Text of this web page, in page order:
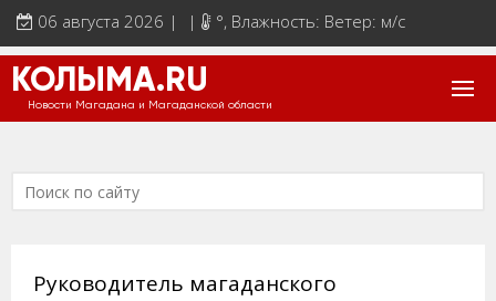
06 августа 2026 | | °, Влажность: Ветер: м/с
КОЛЫМА.RU
Новости Магадана и Магаданской области
Руководитель магаданского